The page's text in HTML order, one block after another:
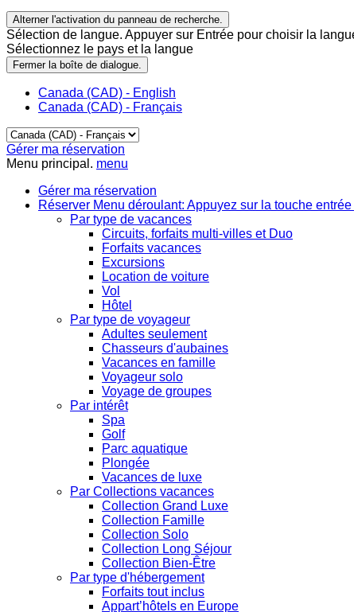
Alterner l'activation du panneau de recherche.
Sélection de langue. Appuyer sur Entrée pour choisir la
Sélectionnez le pays et la langue
Fermer la boîte de dialogue.
Canada (CAD) - English
Canada (CAD) - Français
Gérer ma réservation
Menu principal. menu
Gérer ma réservation
Réserver Menu déroulant: Appuyez sur la touche
Par type de vacances
Circuits, forfaits multi-villes et Duo
Forfaits vacances
Excursions
Location de voiture
Vol
Hôtel
Par type de voyageur
Adultes seulement
Chasseurs d'aubaines
Vacances en famille
Voyageur solo
Voyage de groupes
Par intérêt
Spa
Golf
Parc aquatique
Plongée
Vacances de luxe
Par Collections vacances
Collection Grand Luxe
Collection Famille
Collection Solo
Collection Long Séjour
Collection Bien-Être
Par type d'hébergement
Forfaits tout inclus
Appart’hôtels en Europe